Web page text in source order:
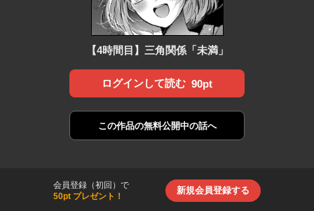
【4時間目】三角関係「未満」
ログインして読む 90pt
この作品の無料公開中の話へ
会員登録（初回）で
50pt プレゼント！
新規会員登録する